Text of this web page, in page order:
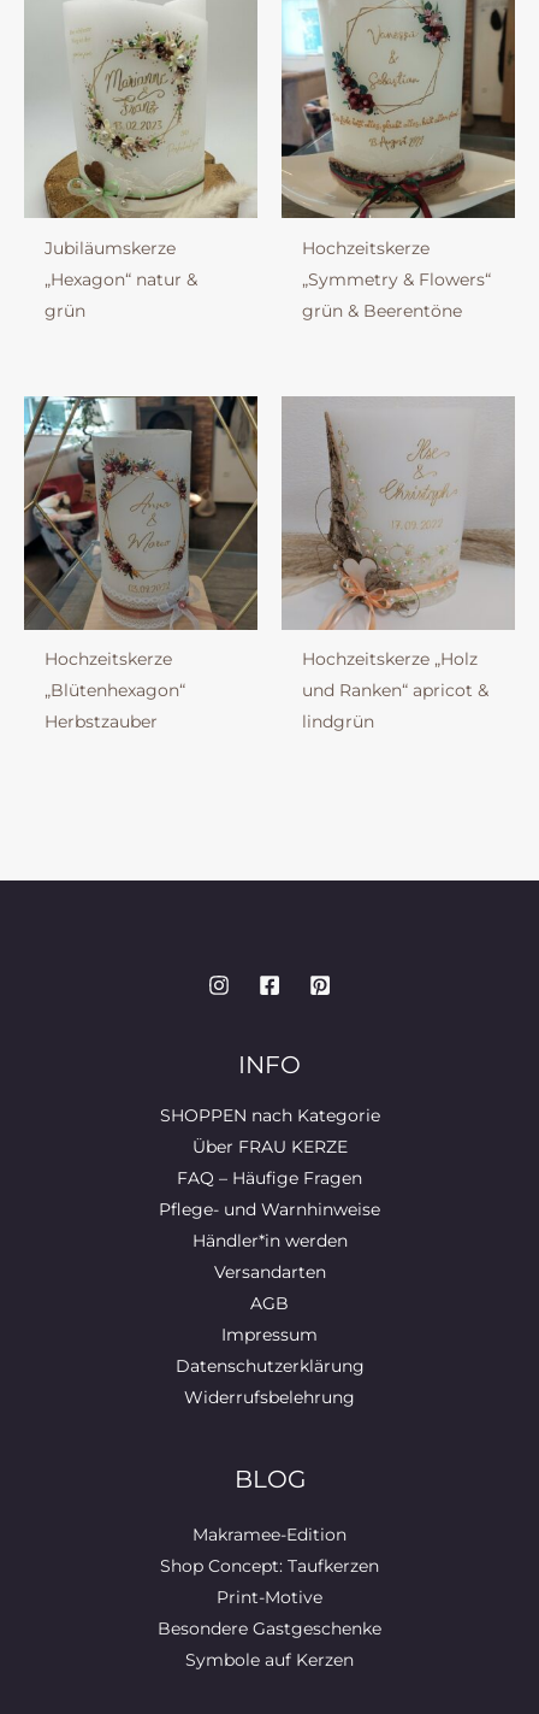
Jubiläumskerze
„Hexagon“ natur &
grün
Hochzeitskerze
„Symmetry & Flowers“
grün & Beerentöne
Hochzeitskerze
„Blütenhexagon“
Herbstzauber
Hochzeitskerze „Holz
und Ranken“ apricot &
lindgrün
INFO
SHOPPEN nach Kategorie
Über FRAU KERZE
FAQ – Häufige Fragen
Pflege- und Warnhinweise
Händler*in werden
Versandarten
AGB
Impressum
Datenschutzerklärung
Widerrufsbelehrung
BLOG
Makramee-Edition
Shop Concept: Taufkerzen
Print-Motive
Besondere Gastgeschenke
Symbole auf Kerzen